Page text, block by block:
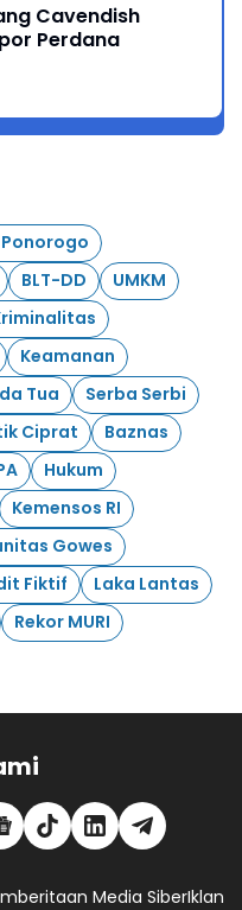
Cavendish
Perdana
Ponorogo
BLT-DD
UMKM
Keamanan
Tua
Serba Serbi
Ciprat
Baznas
Hukum
Kemensos RI
Gowes
Fiktif
Laka Lantas
Rekor MURI
Media SiberIklan